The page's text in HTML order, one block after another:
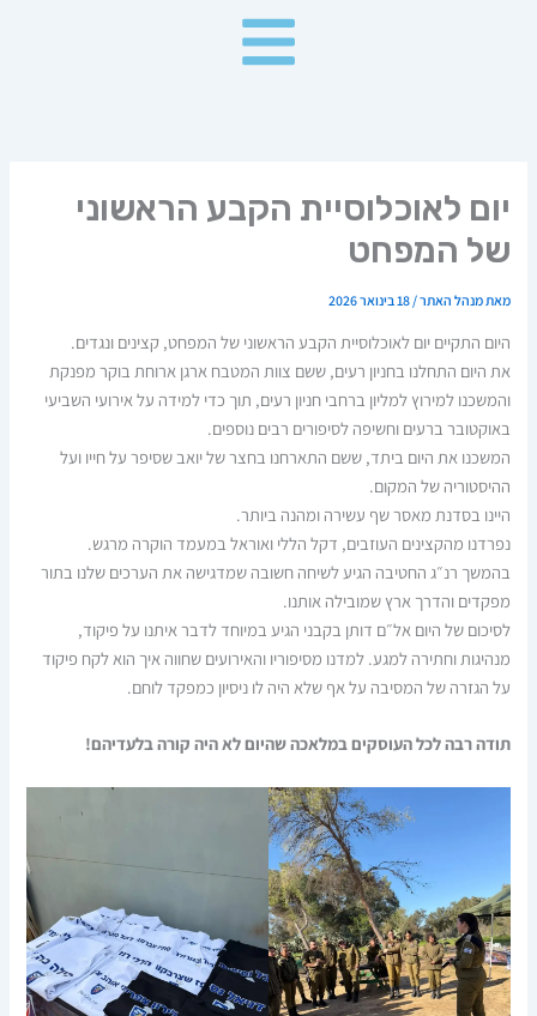
יום לאוכלוסיית הקבע הראשוני
של המפחט
מאתמנהל האתר/18 בינואר 2026
היום התקיים יום לאוכלוסיית הקבע הראשוני של המפחט, קצינים ונגדים.
את היום התחלנו בחניון רעים, ששם צוות המטבח ארגן ארוחת בוקר מפנקת
והמשכנו למירוץ למליון ברחבי חניון רעים, תוך כדי למידה על אירועי השביעי
באוקטובר ברעים וחשיפה לסיפורים רבים נוספים.
המשכנו את היום ביתד, ששם התארחנו בחצר של יואב שסיפר על חייו ועל
ההיסטוריה של המקום.
היינו בסדנת מאסר שף עשירה ומהנה ביותר.
נפרדנו מהקצינים העוזבים, דקל הללי ואוראל במעמד הוקרה מרגש.
בהמשך רנ״ג החטיבה הגיע לשיחה חשובה שמדגישה את הערכים שלנו בתור
מפקדים והדרך ארץ שמובילה אותנו.
לסיכום של היום אל״ם דותן בקבני הגיע במיוחד לדבר איתנו על פיקוד,
מנהיגות וחתירה למגע. למדנו מסיפוריו והאירועים שחווה איך הוא לקח פיקוד
על הגזרה של המסיבה על אף שלא היה לו ניסיון כמפקד לוחם.
תודה רבה לכל העוסקים במלאכה שהיום לא היה קורה בלעדיהם!